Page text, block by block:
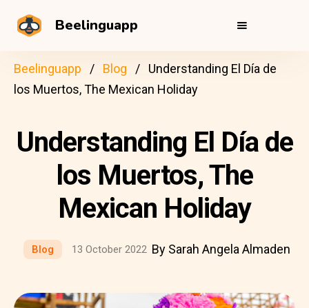
Beelinguapp
Beelinguapp Blog
Understanding El Día de
los Muertos, The Mexican Holiday
Understanding El Día de
los Muertos, The
Mexican Holiday
Blog 13 October 2022 By Sarah Angela Almaden